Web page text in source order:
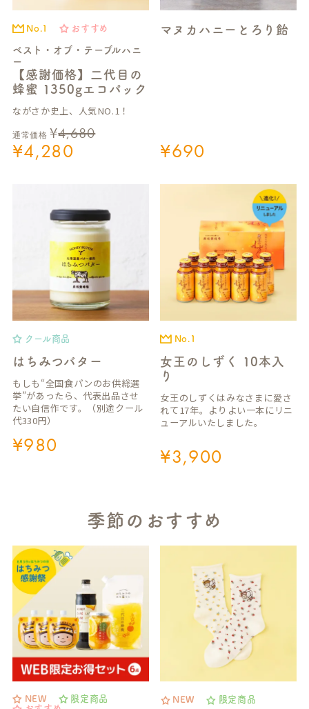
No.1 おすすめ
ベスト・オブ・テーブルハニ
ー
【感謝価格】二代目の
蜂蜜 1350gエコパック
ながさか史上、人気NO.1！
通常価格 ¥4,680
¥4,280
マヌカハニーとろり飴
¥690
クール商品
はちみつバター
もしも“全国食パンのお供総選
挙”があったら、代表出品させ
たい自信作です。（別途クール
代330円）
¥980
No.1
女王のしずく 10本入
り
女王のしずくはみなさまに愛さ
れて17年。よりよい一本にリニ
ューアルいたしました。
¥3,900
季節のおすすめ
NEW
限定商品
NEW 限定商品